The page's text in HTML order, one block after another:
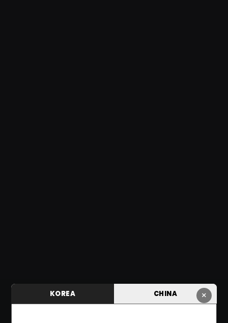
×
KOREA CHINA